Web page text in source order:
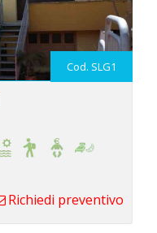
Cod. SLG1
Richiedi preventivo